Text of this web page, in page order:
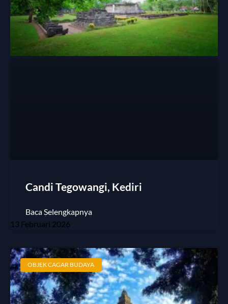
Candi Tegowangi, Kediri
Baca Selengkapnya
13 Februari 2026
OBJEK CAGAR BUDAYA